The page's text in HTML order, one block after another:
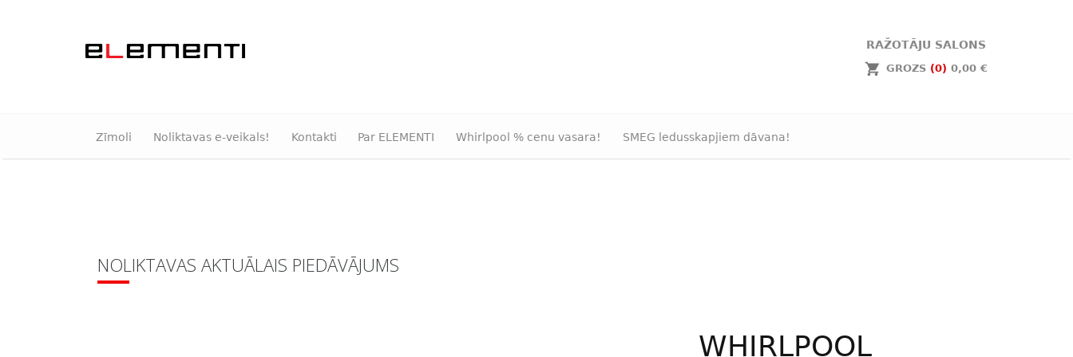
RAŽOTĀJU SALONS
GROZS (0) 0,00 €
Zīmoli Noliktavas e-veikals! Kontakti Par ELEMENTI Whirlpool % cenu vasara! SMEG ledusskapjiem dāvana!
NOLIKTAVAS AKTUĀLAIS PIEDĀVĀJUMS
WHIRLPOOL